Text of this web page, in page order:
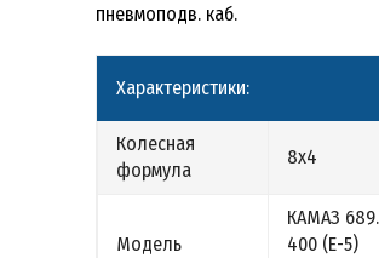
пневмоподв. каб.
Характеристики:
Колесная
формула
8х4
Модель
КАМАЗ
400 (Е-5)